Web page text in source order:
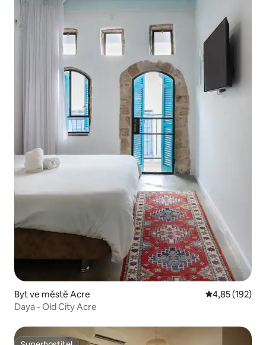
Byt ve městě Acre Průměrné
4,85 (192)
Daya - Old City Acre